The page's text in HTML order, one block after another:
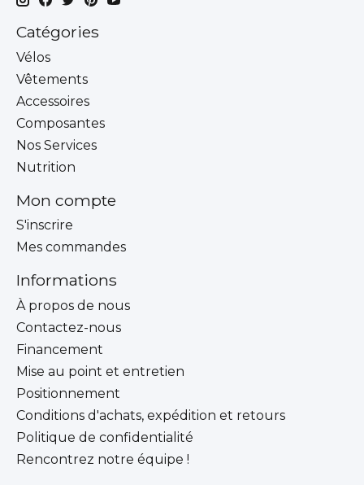
Catégories
Vélos
Vêtements
Accessoires
Composantes
Nos Services
Nutrition
Mon compte
S'inscrire
Mes commandes
Informations
À propos de nous
Contactez-nous
Financement
Mise au point et entretien
Positionnement
Conditions d'achats, expédition et retours
Politique de confidentialité
Rencontrez notre équipe !